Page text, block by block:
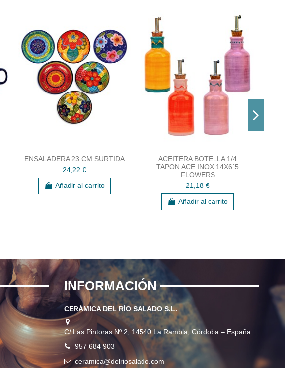
ENSALADERA 23 CM SURTIDA
24,22 €
Añadir al carrito
ACEITERA BOTELLA 1/4
TAPON ACE INOX 14X6´5
FLOWERS
21,18 €
Añadir al carrito
INFORMACIÓN
CERÁMICA DEL RÍO SALADO S.L.
C/ Las Pintoras Nº 2, 14540 La Rambla, Córdoba – España
957 684 903
ceramica@delriosalado.com